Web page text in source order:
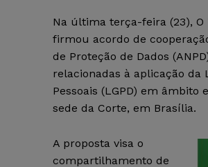
Na última terça-feira (23),
firmou acordo de
de Proteção de Dados
relacionadas à aplicação da
Pessoais (LGPD) em
sede da Corte, em Brasília.
A proposta visa o
compartilhamento de